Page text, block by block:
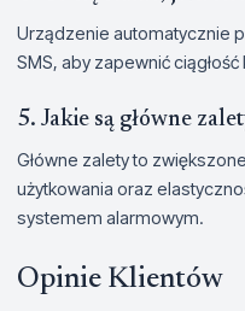
Urządzenie automatycznie
SMS, aby zapewnić
5. Jakie są główne
Główne zalety to
użytkowania oraz
systemem alarmowym.
Opinie Klientów